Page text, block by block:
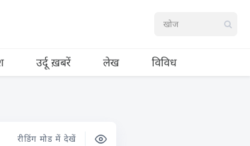
उर्दू ख़बरें लेख विविध
रीडिंग मोड में देखें